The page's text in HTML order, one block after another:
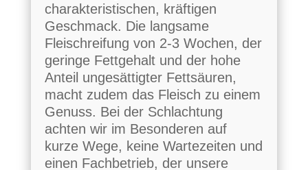
charakteristischen, kräftigen
Geschmack. Die langsame
Fleischreifung von 2-3 Wochen, der
geringe Fettgehalt und der hohe
Anteil ungesättigter Fettsäuren,
macht zudem das Fleisch zu einem
Genuss. Bei der Schlachtung
achten wir im Besonderen auf
kurze Wege, keine Wartezeiten und
einen Fachbetrieb, der unsere